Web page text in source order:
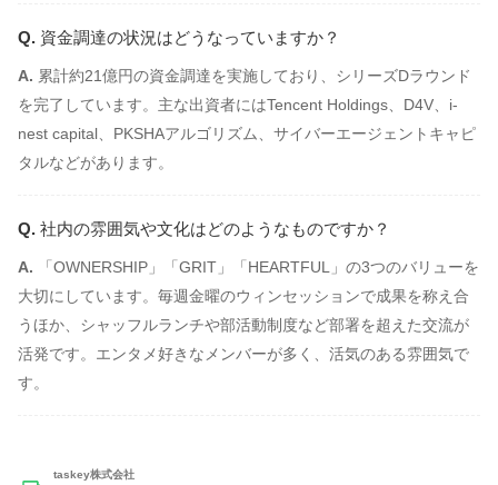
資金調達の状況はどうなっていますか？
累計約21億円の資金調達を実施しており、シリーズDラウンド
を完了しています。主な出資者にはTencent Holdings、D4V、i-
nest capital、PKSHAアルゴリズム、サイバーエージェントキャピ
タルなどがあります。
社内の雰囲気や文化はどのようなものですか？
「OWNERSHIP」「GRIT」「HEARTFUL」の3つのバリューを
大切にしています。毎週金曜のウィンセッションで成果を称え合
うほか、シャッフルランチや部活動制度など部署を超えた交流が
活発です。エンタメ好きなメンバーが多く、活気のある雰囲気で
す。
taskey株式会社